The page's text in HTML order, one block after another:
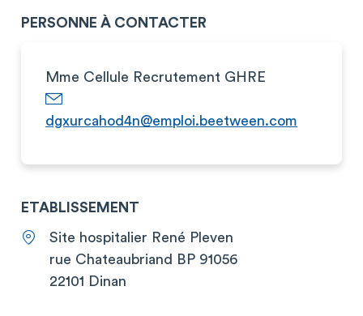
PERSONNE À CONTACTER
Mme Cellule Recrutement GHRE
dgxurcahod4n@emploi.beetween.com
ETABLISSEMENT
Site hospitalier René Pleven
rue Chateaubriand BP 91056
22101 Dinan